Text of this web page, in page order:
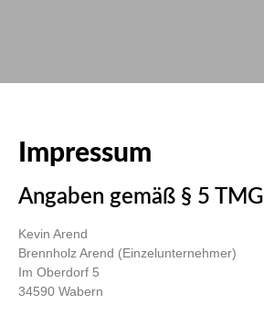
Impressum
Angaben gemäß § 5 TMG
Kevin Arend
Brennholz Arend (Einzelunternehmer)
Im Oberdorf 5
34590 Wabern